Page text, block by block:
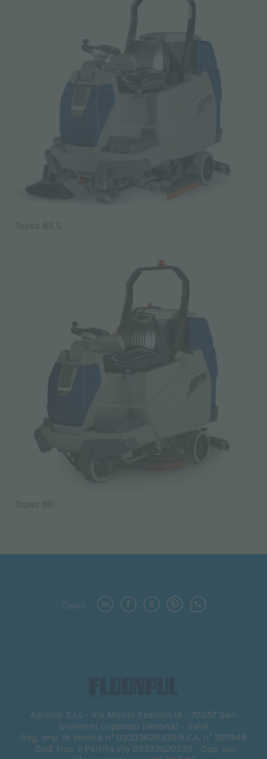
Topaz 85 S
Topaz 90
Delen
Adiatek S.r.l. - Via Monte Pastello 14 - 37057 San
Giovanni Lupatoto (Verona) - Italië
Reg. Imp. di Verona n° 03333620239 R.E.A. n° 327949
- Cod. Fisc. e Partita via 03333620239 - Cap. soc.